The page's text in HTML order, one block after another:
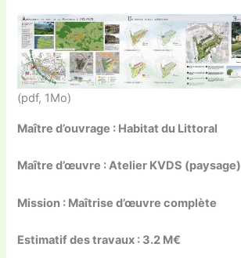
(pdf, 1Mo)
Maître d’ouvrage : Habitat du Littoral
Maître d’œuvre : Atelier KVDS (paysage)
Mission : Maîtrise d’œuvre complète
Estimatif des travaux : 3.2 M€